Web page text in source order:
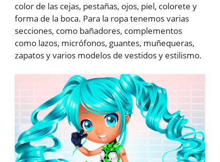
color de las cejas, pestañas, ojos, piel, colorete y
forma de la boca. Para la ropa tenemos varias
secciones, como bañadores, complementos
como lazos, micrófonos, guantes, muñequeras,
zapatos y varios modelos de vestidos y estilismo.